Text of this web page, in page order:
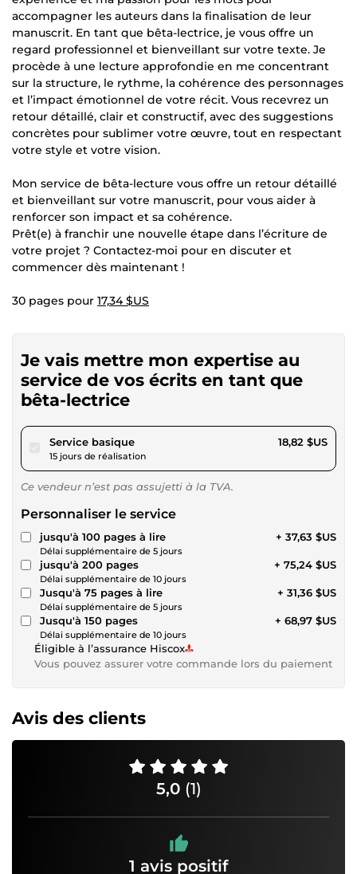
accompagner les auteurs dans la finalisation de leur
manuscrit. En tant que bêta-lectrice, je vous offre un
regard professionnel et bienveillant sur votre texte. Je
procède à une lecture approfondie en me concentrant
sur la structure, le rythme, la cohérence des personnages
et l’impact émotionnel de votre récit. Vous recevrez un
retour détaillé, clair et constructif, avec des suggestions
concrètes pour sublimer votre œuvre, tout en respectant
votre style et votre vision.
Mon service de bêta-lecture vous offre un retour détaillé
et bienveillant sur votre manuscrit, pour vous aider à
renforcer son impact et sa cohérence.
Prêt(e) à franchir une nouvelle étape dans l’écriture de
votre projet ? Contactez-moi pour en discuter et
commencer dès maintenant !
30 pages pour 17,34 $US
Je vais mettre mon expertise au
service de vos écrits en tant que
bêta-lectrice
Service basiquepour 17,34 $US
15 jours de réalisation
18,82 $US
Ce vendeur n’est pas assujetti à la TVA.
Personnaliser le service
jusqu'à 100 pages à lire
Délai supplémentaire de 5 jours
+ 37,63 $US
jusqu'à 200 pages
Délai supplémentaire de 10 jours
+ 75,24 $US
Jusqu'à 75 pages à lire
Délai supplémentaire de 5 jours
+ 31,36 $US
Jusqu'à 150 pages
Délai supplémentaire de 10 jours
+ 68,97 $US
Éligible à l’assurance Hiscox
Vous pouvez assurer votre commande lors du paiement
Avis des clients
5,0 (1)
1 avis positif